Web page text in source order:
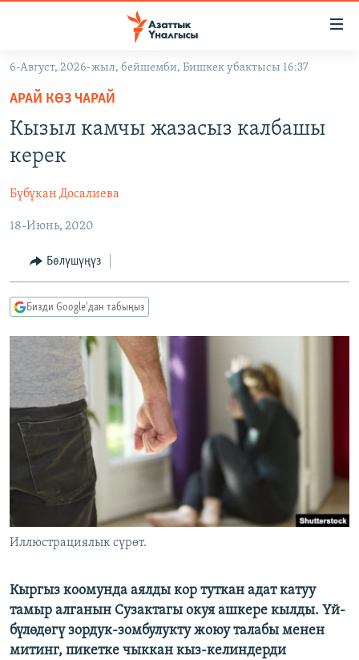
Навигацияга
өтүңүз
Издөөгө
салыңыз
ЖАҢЫЛЫКТАР
ЭКОНОМИКА
МАДАНИЯТ
БОРБОР АЗИЯ
УКРАИНА
АТАЙЫН ИЛИКТӨӨ
ТВ ПРОГРАММАЛАР
БҮГҮН АЗАТТЫКТА
БИЗ ЖАНА ДҮЙНӨ
ЭЖЕ-СИҢДИЛЕР
АЗАТТЫК+
ЫҢГАЙСЫЗ СУРООЛОР
ПОДКАСТ
ӨЗГӨЧӨ ПИКИР
ОНЛАЙН ШЕРИНЕ
ЭЕ/АРнун бардык сайттары
6-Август, 2026-жыл, бейшемби, Бишкек убактысы 16:37
АРАЙ КӨЗ ЧАРАЙ
Кызыл камчы жазасыз калбашы
керек
Бүбүкан Досалиева
18-Июнь, 2020
Бөлүшүңүз
Бизди Google'дан табыңыз
Иллюстрациялык сүрөт.
Кыргыз коомунда аялды кор туткан адат катуу
тамыр алганын Сузактагы окуя ашкере кылды. Үй-
бүлөдөгү зордук-зомбулукту жоюу талабы менен
митинг, пикетке чыккан кыз-келиндерди